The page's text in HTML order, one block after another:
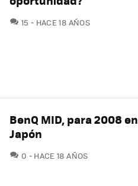
15 COMENTARIOS
HACE 18 AÑOS
BenQ MID, para 2008 en
Japón
0 COMENTARIOS
HACE 18 AÑOS